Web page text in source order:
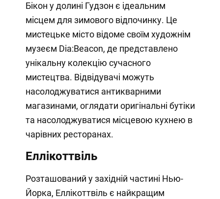
Бікон у долині Гудзон є ідеальним
місцем для зимового відпочинку. Це
мистецьке місто відоме своїм художнім
музеєм Dia:Beacon, де представлено
унікальну колекцію сучасного
мистецтва. Відвідувачі можуть
насолоджуватися антикварними
магазинами, оглядати оригінальні бутіки
та насолоджуватися місцевою кухнею в
чарівних ресторанах.
Еллікоттвіль
Розташований у західній частині Нью-
Йорка, Еллікоттвіль є найкращим